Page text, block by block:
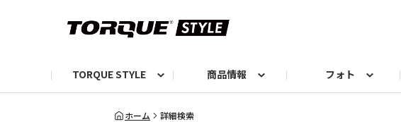
TORQUE STYLE
お知らせ TORQUIZ【投票企画】
商品情報
TORQUEニュース
フォト
TORQUEフォト
自己紹介しよう
編集部の日常フォト
ホーム 詳細検索